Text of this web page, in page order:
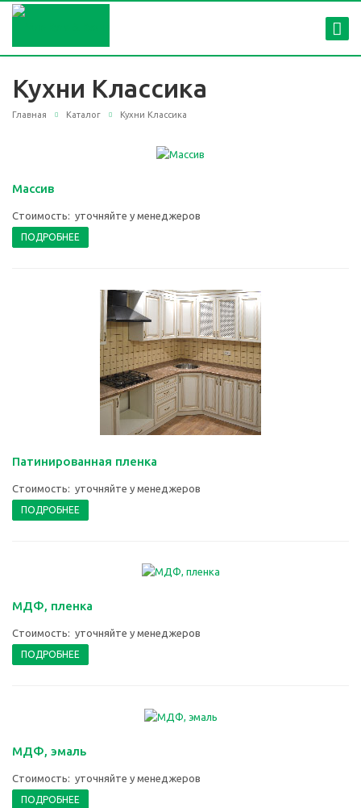
Кухни Классика
Главная Каталог Кухни Классика
Массив
Стоимость: уточняйте у менеджеров
ПОДРОБНЕЕ
Патинированная пленка
Стоимость: уточняйте у менеджеров
ПОДРОБНЕЕ
МДФ, пленка
Стоимость: уточняйте у менеджеров
ПОДРОБНЕЕ
МДФ, эмаль
Стоимость: уточняйте у менеджеров
ПОДРОБНЕЕ